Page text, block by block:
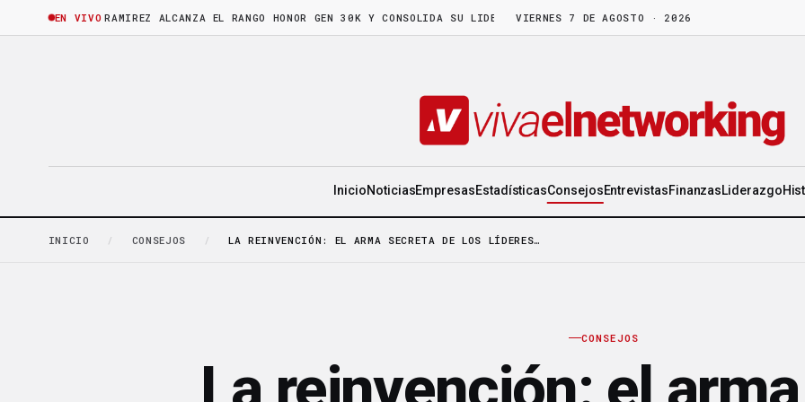
EN VIVO
BRUNO RAMIREZ ALCANZA EL RANGO HONOR GEN 30K Y CONSOLIDA SU LIDERAZGO EN WORLD GEN·LA FRUTA MADURA NO ESPERA:
VIERNES 7 DE AGOSTO · 2026
InicioNoticiasEmpresasEstadísticasConsejosEntrevistasFinanzasLiderazgo
INICIO / CONSEJOS / LA REINVENCIÓN: EL ARMA SECRETA DE LOS LÍDERES…
CONSEJOS